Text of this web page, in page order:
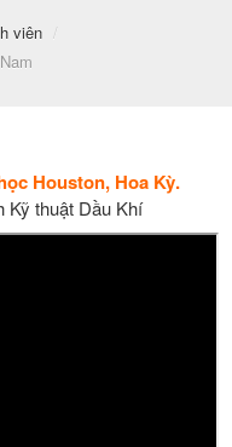
viên
/
Houston, Hoa Kỳ.
Kỹ thuật Dầu Khí